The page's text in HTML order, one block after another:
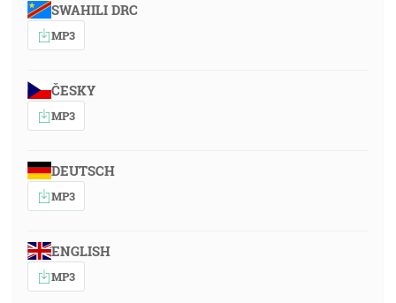
SWAHILI DRC
MP3
ČESKY
MP3
DEUTSCH
MP3
ENGLISH
MP3